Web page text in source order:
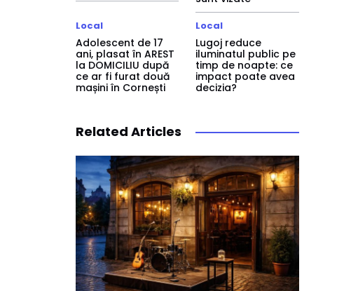
Local
Adolescent de 17
ani, plasat în AREST
la DOMICILIU după
ce ar fi furat două
mașini în Cornești
Local
Lugoj reduce
iluminatul public pe
timp de noapte: ce
impact poate avea
decizia?
Related Articles